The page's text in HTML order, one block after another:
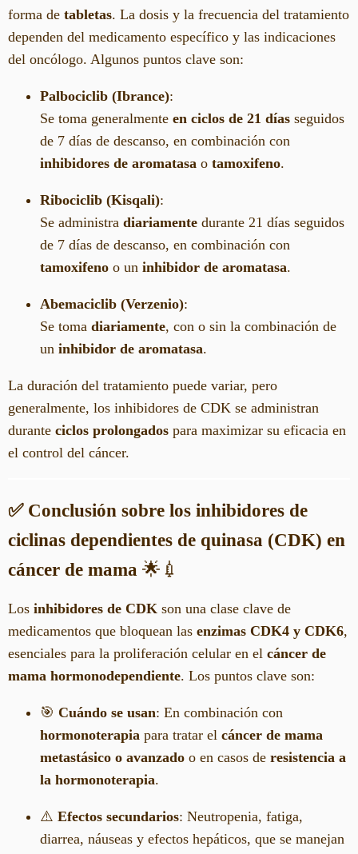
forma de tabletas. La dosis y la frecuencia del tratamiento
dependen del medicamento específico y las indicaciones
del oncólogo. Algunos puntos clave son:
Palbociclib (Ibrance):
Se toma generalmente en ciclos de 21 días seguidos
de 7 días de descanso, en combinación con
inhibidores de aromatasa o tamoxifeno.
Ribociclib (Kisqali):
Se administra diariamente durante 21 días seguidos
de 7 días de descanso, en combinación con
tamoxifeno o un inhibidor de aromatasa.
Abemaciclib (Verzenio):
Se toma diariamente, con o sin la combinación de
un inhibidor de aromatasa.
La duración del tratamiento puede variar, pero
generalmente, los inhibidores de CDK se administran
durante ciclos prolongados para maximizar su eficacia en
el control del cáncer.
✅ Conclusión sobre los inhibidores de
ciclinas dependientes de quinasa (CDK) en
cáncer de mama 🌟💉
Los inhibidores de CDK son una clase clave de
medicamentos que bloquean las enzimas CDK4 y CDK6,
esenciales para la proliferación celular en el cáncer de
mama hormonodependiente. Los puntos clave son:
🎯 Cuándo se usan: En combinación con
hormonoterapia para tratar el cáncer de mama
metastásico o avanzado o en casos de resistencia a
la hormonoterapia.
⚠️ Efectos secundarios: Neutropenia, fatiga,
diarrea, náuseas y efectos hepáticos, que se manejan